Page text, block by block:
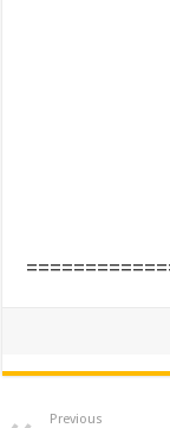
Previous